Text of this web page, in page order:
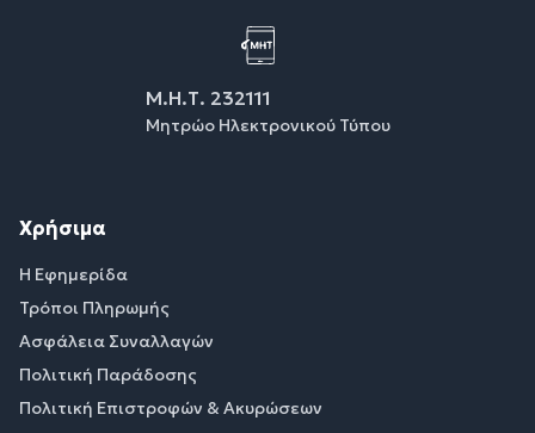
Μ.Η.Τ. 232111
Μητρώο Ηλεκτρονικού Τύπου
Χρήσιμα
Η Εφημερίδα
Τρόποι Πληρωμής
Ασφάλεια Συναλλαγών
Πολιτική Παράδοσης
Πολιτική Επιστροφών & Ακυρώσεων